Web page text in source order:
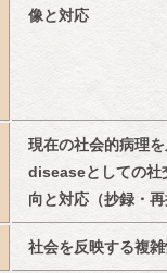
像と対応
現在の社会的病理
diseaseとしての社
向と対応（抄録・再
社会を反映する複雑